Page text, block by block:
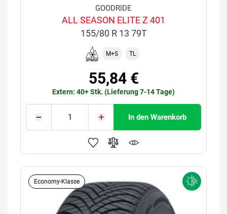
GOODRIDE
ALL SEASON ELITE Z 401
155/80 R 13 79T
M+S TL
55,84 €
Extern: 40+ Stk. (Lieferung 7-14 Tage)
In den Warenkorb
Economy-Klasse